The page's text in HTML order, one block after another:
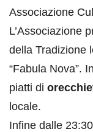
Associazione
L’Associazione
della Tradizione
“Fabula Nova”.
piatti di
locale.
Infine dalle